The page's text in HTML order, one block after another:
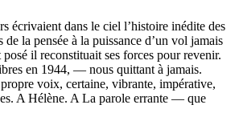
écrivaient dans le ciel l’histoire inédite des
la pensée à la puissance d’un vol jamais
il reconstituait ses forces pour revenir.
en 1944, — nous quittant à jamais.
voix, certaine, vibrante, impérative,
A Hélène. A La parole errante — que